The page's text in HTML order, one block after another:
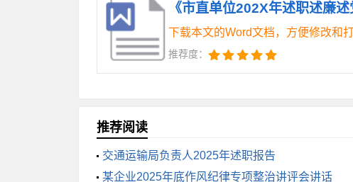
的主动性作用。
究其原因：一方面理论武装抓得不紧。有的
三、下一步改进措施
《市直单位202X年述职述廉
下载本文的Word文档，方便修改和
推荐度：
推荐阅读
交通运输局负责人2025年述职报告
某企业2025年底作风纪律专项整治讲评会讲话